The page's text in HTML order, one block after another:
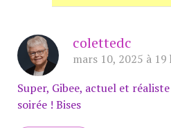
colettedc
mars 10, 2025 à
Super, Gibee, actuel et
soirée ! Bises